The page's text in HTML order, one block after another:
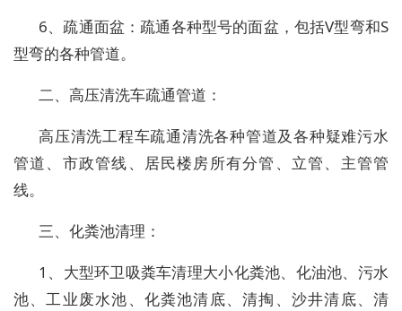
6、疏通面盆：疏通各种型号的面盆，包括V型弯和S
型弯的各种管道。
二、高压清洗车疏通管道：
高压清洗工程车疏通清洗各种管道及各种疑难污水
管道、市政管线、居民楼房所有分管、立管、主管管
线。
三、化粪池清理：
1、大型环卫吸粪车清理大小化粪池、化油池、污水
池、工业废水池、化粪池清底、清掏、沙井清底、清